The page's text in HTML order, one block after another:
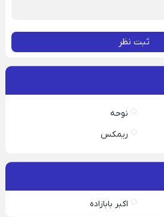
ثبت نظر
نوحه
ریمکس
اکبر بابازاده